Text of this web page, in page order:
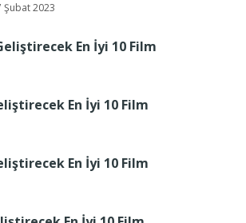
Şubat 2023
En İyi 10 Film
En İyi 10 Film
En İyi 10 Film